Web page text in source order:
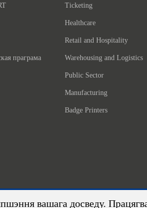
вашага досведу.
праграма
Ticketing
Healthcare
Retail and Hospitality
Warehousing and Logistics
Public Sector
Manufacturing
Badge Printers